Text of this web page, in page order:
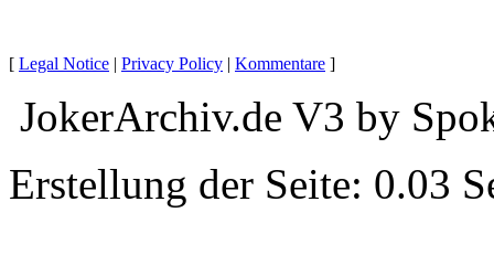
[ Legal Notice | Privacy Policy | Kommentare ]
JokerArchiv.de V3 by
Erstellung der Seite: 0.03